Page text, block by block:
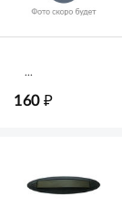
...
160 ₽